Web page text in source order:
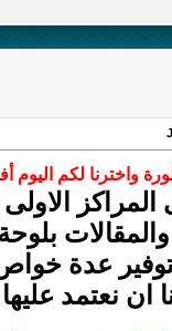
واخترنا لكم اليوم
ان نعتمد